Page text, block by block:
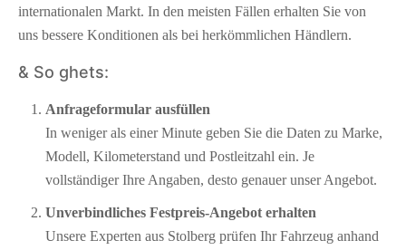
internationalen Markt. In den meisten Fällen erhalten Sie von
uns bessere Konditionen als bei herkömmlichen Händlern.
& So ghets:
Anfrageformular ausfüllen
In weniger als einer Minute geben Sie die Daten zu Marke,
Modell, Kilometerstand und Postleitzahl ein. Je
vollständiger Ihre Angaben, desto genauer unser Angebot.
Unverbindliches Festpreis-Angebot erhalten
Unsere Experten aus Stolberg prüfen Ihr Fahrzeug anhand